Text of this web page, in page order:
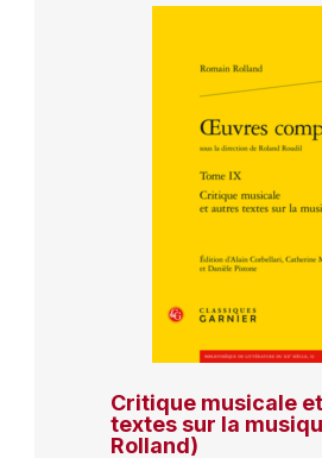
Critique musicale
textes sur la
Rolland)